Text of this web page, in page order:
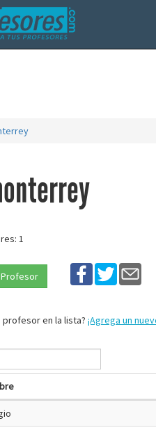
1
Profesor
profesor en la lista? ¡Agrega un